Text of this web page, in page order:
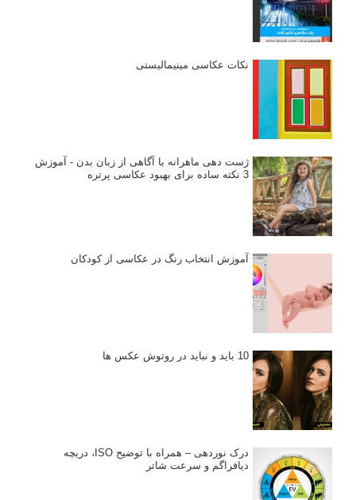
نکات عکاسی مینیمالیستی
ژست دهی ماهرانه با آگاهی از زبان بدن - آموزش
3 نکته ساده برای بهبود عکاسی پرتره
آموزش انتخاب رنگ در عکاسی از کودکان
10 باید و نباید در روتوش عکس ها
درک نوردهی – همراه با توضیح ISO، دریچه
دیافراگم و سرعت شاتر